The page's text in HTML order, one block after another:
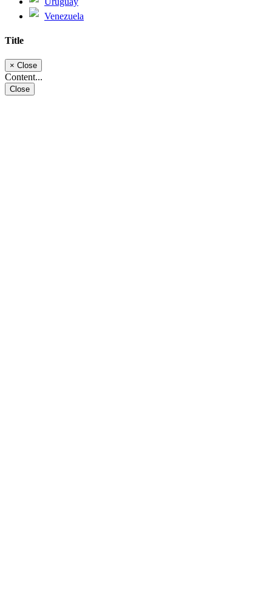
Venezuela
Title
× Close
Content...
Close